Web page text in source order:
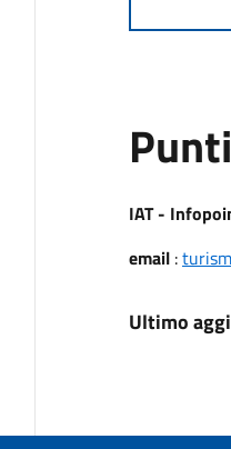
IAT -
email:
Ultimo